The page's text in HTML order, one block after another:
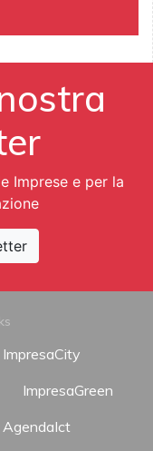
Imprese e per la
ImpresaCity
ImpresaGreen
AgendaIct